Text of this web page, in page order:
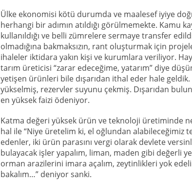
Ülke ekonomisi kötü durumda ve maalesef iyiye
herhangi bir adımın atıldığı görülmemekte. Kamu
kullanıldığı ve belli zümrelere sermaye transfer
olmadığına bakmaksızın, rant oluşturmak için
ihaleler iktidara yakın kişi ve kurumlara veriliyor.
tarım üreticisi “zarar edeceğime, yatarım” diye
yetişen ürünleri bile dışarıdan ithal eder hale
yükselmiş, rezervler suyunu çekmiş. Dışarıdan
en yüksek faizi ödeniyor.
Katma değeri yüksek ürün ve teknoloji üretiminde
hal ile “Niye üretelim ki, el oğlundan alabileceğimiz
edenler, iki ürün parasını vergi olarak devlete
bulayacak işler yapalım, liman, maden gibi değerli
orman arazilerini imara açalım, zeytinlikleri yok
bakalım…” deniyor sanki.